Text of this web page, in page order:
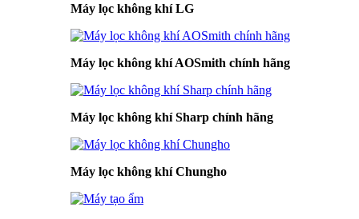
Máy lọc không khí LG
Máy lọc không khí AOSmith chính hãng
Máy lọc không khí Sharp chính hãng
Máy lọc không khí Chungho